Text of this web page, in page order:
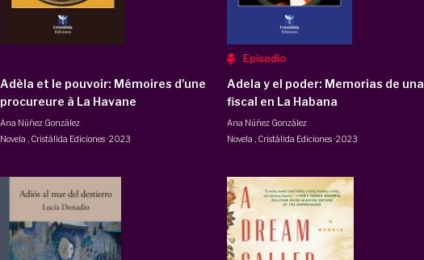
Adèla et le pouvoir: Mémoires d'une
procureure à La Havane
Ana Núñez González
Novela
Cristálida Ediciones·2023
Episodio
Adela y el poder: Memorias de una
fiscal en La Habana
Ana Núñez González
Novela
Cristálida Ediciones·2023